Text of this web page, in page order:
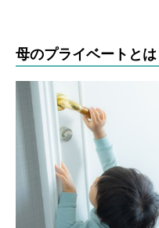
母のプライベートとは